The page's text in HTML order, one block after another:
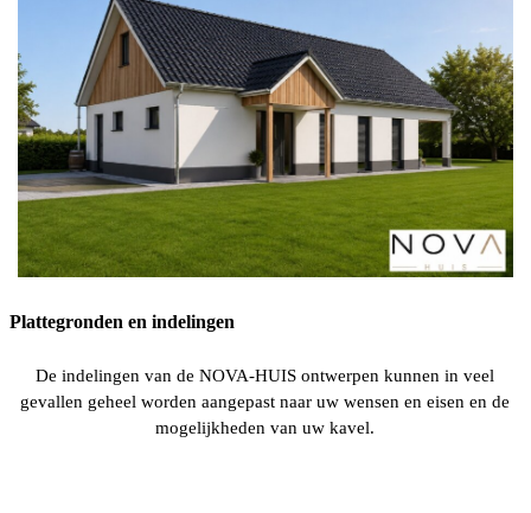
Plattegronden en indelingen
De indelingen van de NOVA-HUIS ontwerpen kunnen in veel
gevallen geheel worden aangepast naar uw wensen en eisen en de
mogelijkheden van uw kavel.